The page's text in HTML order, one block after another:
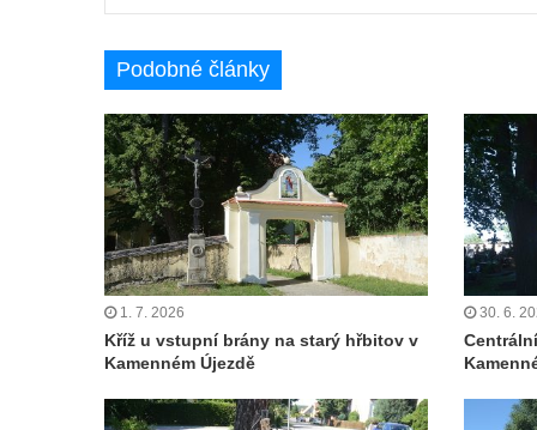
Pavla v Jeníkově
Kříž na návsi v Jeníkově
Kříž na křižovatce v Teplické ulici v Lahošti
Kříž U Pěti lip na pastvině severovýchodně
od Mikulášovic
Kříž na rozcestí u domu čp. 123 v
Mikulášovicích
Wäberův kříž v zahradě domu čp. 184 v
Mikulášovicích
Kříž na louce v horních Mikulášovicích
Posteltův kříž naproti domu ev.č. 29 v
Podobné články
1. 7. 2026
Kříž u vstupní brány na starý hřbitov v
Kamenném Újezdě
30. 6.